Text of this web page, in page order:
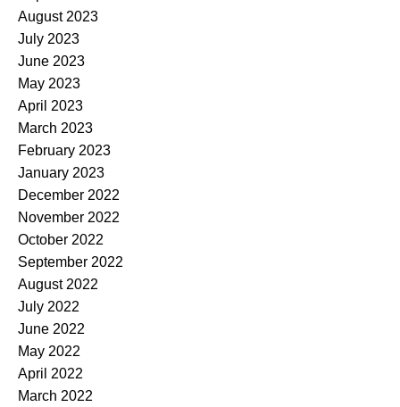
August 2023
July 2023
June 2023
May 2023
April 2023
March 2023
February 2023
January 2023
December 2022
November 2022
October 2022
September 2022
August 2022
July 2022
June 2022
May 2022
April 2022
March 2022